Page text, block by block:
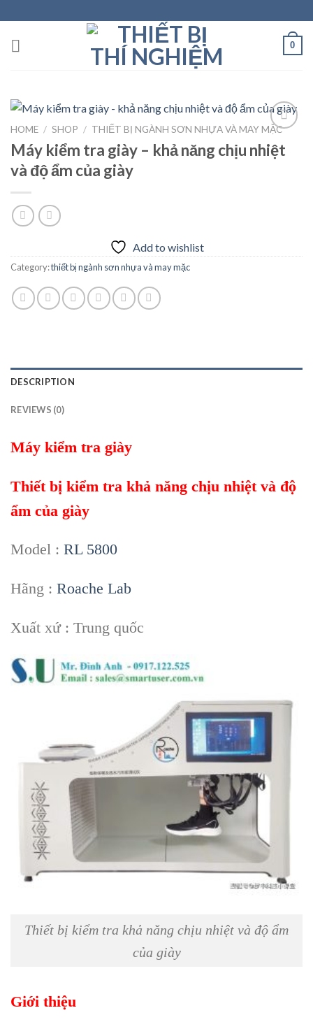
to
content
0
HOME / SHOP / THIẾT BỊ NGÀNH SƠN NHỰA VÀ MAY MẶC
Máy kiểm tra giày – khả năng chịu nhiệt
và độ ẩm của giày
Add to wishlist
Category:thiết bị ngành sơn nhựa và may mặc
DESCRIPTION
REVIEWS (0)
Máy kiểm tra giày
Thiết bị kiểm tra khả năng chịu nhiệt và độ
ẩm của giày
Model : RL 5800
Hãng : Roache Lab
Xuất xứ : Trung quốc
Thiết bị kiểm tra khả năng chịu nhiệt và độ ẩm
của giày
Giới thiệu